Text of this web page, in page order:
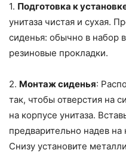
1. Подготовка к
унитаза чистая и сухая.
сиденья: обычно в набор
резиновые прокладки.
2. Монтаж сиденья:
так, чтобы отверстия на
на корпусе унитаза.
предварительно надев
Снизу установите